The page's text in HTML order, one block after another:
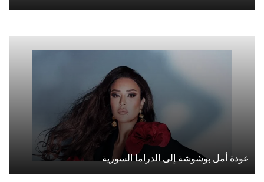
عودة أمل بوشوشة إلى الدراما السورية